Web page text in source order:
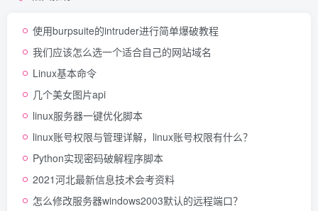
使用burpsuite的intruder进行简单爆破教程
我们应该怎么选一个适合自己的网站域名
Linux基本命令
几个美女图片api
linux服务器一键优化脚本
linux账号权限与管理详解，linux账号权限有什么？
Python实现密码破解程序脚本
2021河北最新信息技术会考资料
怎么修改服务器windows2003默认的远程端口？